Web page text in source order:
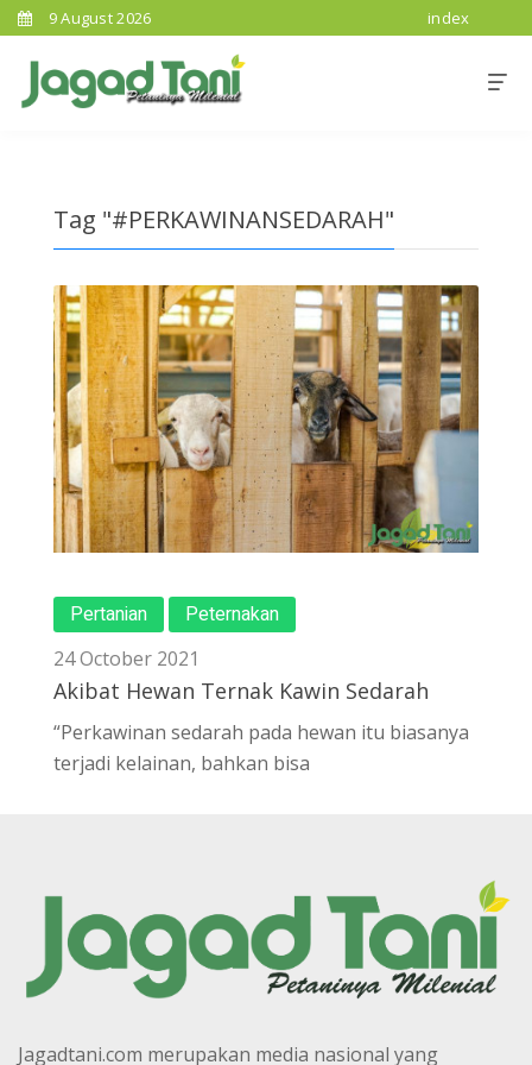
9 August 2026 index
Tag "#PERKAWINANSEDARAH"
Pertanian Peternakan
24 October 2021
Akibat Hewan Ternak Kawin Sedarah
“Perkawinan sedarah pada hewan itu biasanya
terjadi kelainan, bahkan bisa
Jagadtani.com merupakan media nasional yang